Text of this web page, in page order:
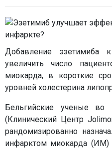
Добавление эзетимиба к
увеличить число
миокарда, в короткие
уровней холестерина
Бельгийские ученые
(Клинический Центр
рандомизированно
инфарктом миокарда (ИМ)